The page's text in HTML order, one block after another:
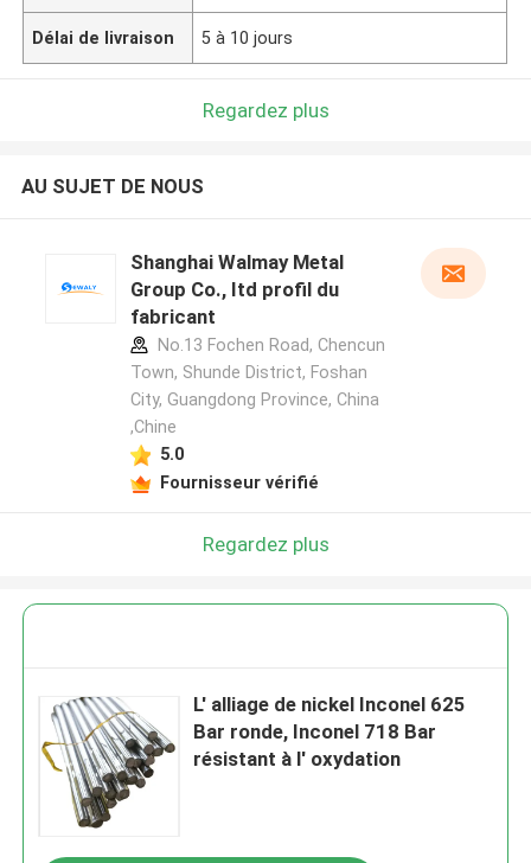
Délai de livraison 5 à 10 jours
Regardez plus
AU SUJET DE NOUS
Shanghai Walmay Metal
Group Co., Itd profil du
fabricant
No.13 Fochen Road, Chencun
Town, Shunde District, Foshan
City, Guangdong Province, China
,Chine
5.0
Fournisseur vérifié
Regardez plus
L' alliage de nickel Inconel 625
Bar ronde, Inconel 718 Bar
résistant à l' oxydation